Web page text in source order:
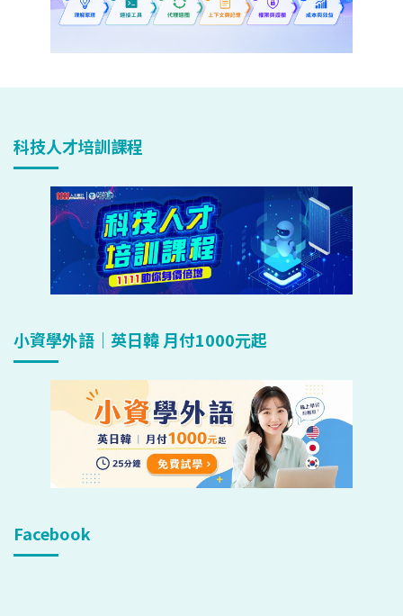
科技人才培訓課程
小資學外語｜英日韓 月付1000元起
Facebook